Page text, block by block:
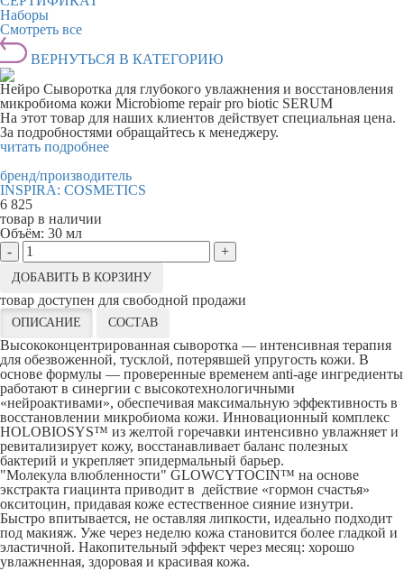
Наборы
Смотреть все
ВЕРНУТЬСЯ В КАТЕГОРИЮ
Нейро Сыворотка для глубокого увлажнения и восстановления
микробиома кожи Microbiome repair pro biotic SERUM
На этот товар для наших клиентов действует специальная цена.
За подробностями обращайтесь к менеджеру.
читать подробнее
бренд/производитель
INSPIRA: COSMETICS
6 825
товар в наличии
Объём: 30 мл
-
+
ДОБАВИТЬ В КОРЗИНУ
товар доступен для свободной продажи
ОПИСАНИЕ СОСТАВ
Высококонцентрированная сыворотка — интенсивная терапия
для обезвоженной, тусклой, потерявшей упругость кожи. В
основе формулы — проверенные временем anti-age ингредиенты
работают в синергии с высокотехнологичными
«нейроактивами», обеспечивая максимальную эффективность в
восстановлении микробиома кожи. Инновационный комплекс
HOLOBIOSYS™ из желтой горечавки интенсивно увлажняет и
ревитализирует кожу, восстанавливает баланс полезных
бактерий и укрепляет эпидермальный барьер.
"Молекула влюбленности" GLOWCYTOCIN™ на основе
экстракта гиацинта приводит в действие «гормон счастья»
окситоцин, придавая коже естественное сияние изнутри.
Быстро впитывается, не оставляя липкости, идеально подходит
под макияж. Уже через неделю кожа становится более гладкой и
эластичной. Накопительный эффект через месяц: хорошо
увлажненная, здоровая и красивая кожа.